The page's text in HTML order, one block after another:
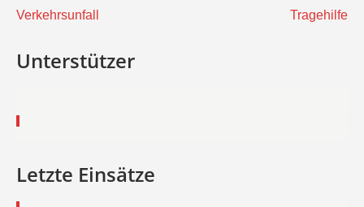
Beitragsnavigation
Verkehrsunfall Tragehilfe
Unterstützer
Letzte Einsätze